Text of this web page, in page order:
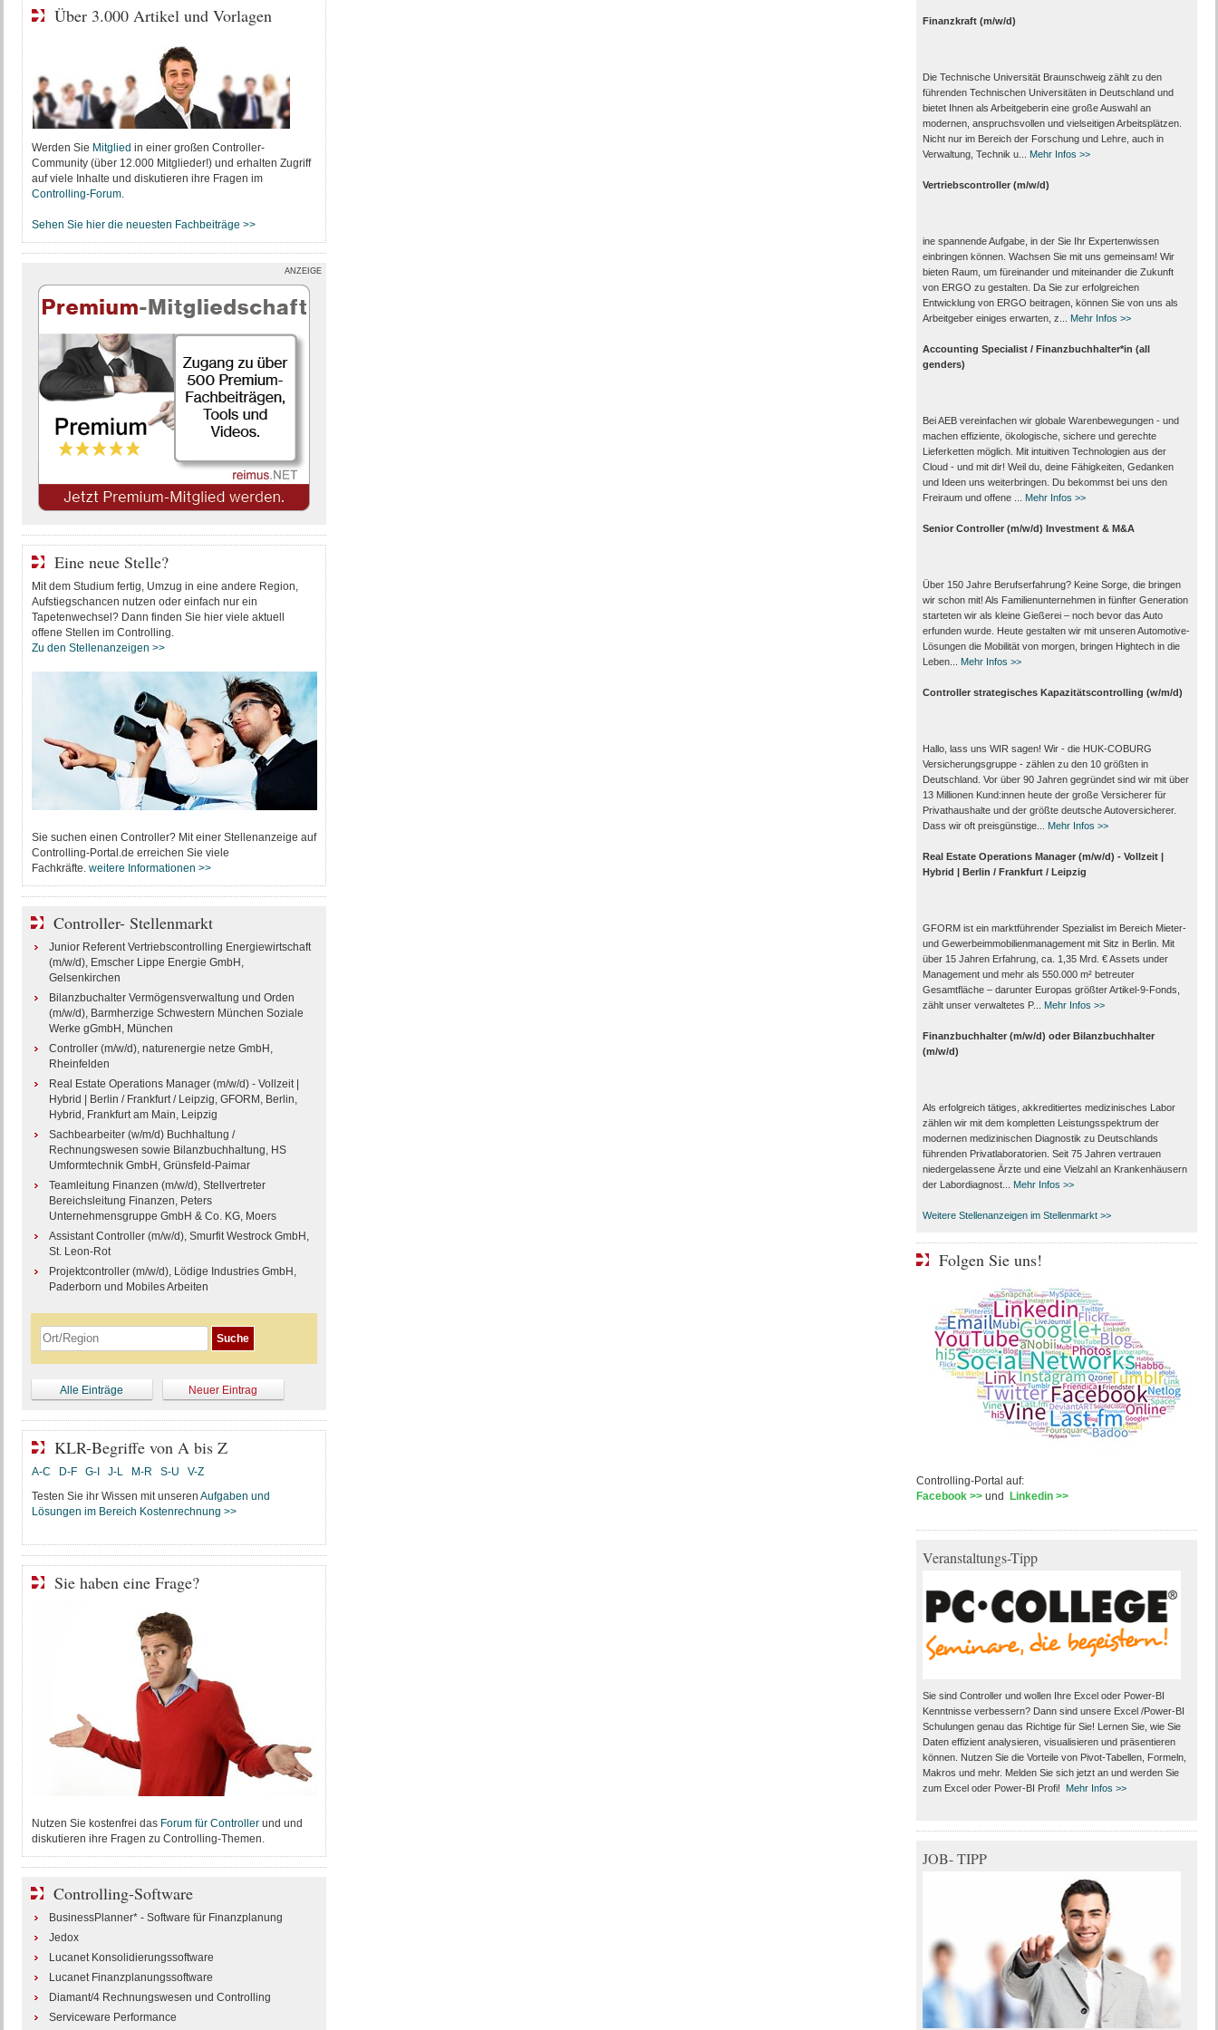
Über 3.000 Artikel und Vorlagen
Werden Sie Mitglied in einer großen Controller-
Community (über 12.000 Mitglieder!) und erhalten Zugriff
auf viele Inhalte und diskutieren ihre Fragen im
Controlling-Forum.
Sehen Sie hier die neuesten Fachbeiträge >>
ANZEIGE
Eine neue Stelle?
Mit dem Studium fertig, Umzug in eine andere Region,
Aufstiegschancen nutzen oder einfach nur ein
Tapetenwechsel? Dann finden Sie hier viele aktuell
offene Stellen im Controlling.
Zu den Stellenanzeigen >>
Sie suchen einen Controller? Mit einer Stellenanzeige auf
Controlling-Portal.de erreichen Sie viele
Fachkräfte. weitere Informationen >>
Controller- Stellenmarkt
Junior Referent Vertriebscontrolling Energiewirtschaft
(m/w/d), Emscher Lippe Energie GmbH,
Gelsenkirchen
Bilanzbuchalter Vermögensverwaltung und Orden
(m/w/d), Barmherzige Schwestern München Soziale
Werke gGmbH, München
Controller (m/w/d), naturenergie netze GmbH,
Rheinfelden
Real Estate Operations Manager (m/w/d) - Vollzeit |
Hybrid | Berlin / Frankfurt / Leipzig, GFORM, Berlin,
Hybrid, Frankfurt am Main, Leipzig
Sachbearbeiter (w/m/d) Buchhaltung /
Rechnungswesen sowie Bilanzbuchhaltung, HS
Umformtechnik GmbH, Grünsfeld-Paimar
Teamleitung Finanzen (m/w/d), Stellvertreter
Bereichsleitung Finanzen, Peters
Unternehmensgruppe GmbH & Co. KG, Moers
Assistant Controller (m/w/d), Smurfit Westrock GmbH,
St. Leon-Rot
Projektcontroller (m/w/d), Lödige Industries GmbH,
Paderborn und Mobiles Arbeiten
Alle Einträge Neuer Eintrag
KLR-Begriffe von A bis Z
A-C D-F G-I J-L M-R S-U
V-Z
Testen Sie ihr Wissen mit unseren Aufgaben und
Lösungen im Bereich Kostenrechnung >>
Sie haben eine Frage?
Nutzen Sie kostenfrei das Forum für Controllerund und
diskutieren ihre Fragen zu Controlling-Themen.
Controlling-Software
BusinessPlanner* - Software für Finanzplanung
Jedox
Lucanet Konsolidierungssoftware
Lucanet Finanzplanungssoftware
Diamant/4 Rechnungswesen und Controlling
Serviceware Performance
Finanzkraft (m/w/d)
Die Technische Universität Braunschweig zählt zu den
führenden Technischen Universitäten in Deutschland und
bietet Ihnen als Arbeit­geberin eine große Auswahl an
modernen, anspruchsvollen und vielseitigen Arbeits­plätzen.
Nicht nur im Bereich der Forschung und Lehre, auch in
Verwaltung, Technik u...
Mehr Infos >>
Vertriebscontroller (m/w/d)
ine spannende Aufgabe, in der Sie Ihr Expertenwissen
einbringen können. Wachsen Sie mit uns gemeinsam! Wir
bieten Raum, um füreinander und miteinander die Zukunft
von ERGO zu gestalten. Da Sie zur erfolgreichen
Entwicklung von ERGO beitragen, können Sie von uns als
Arbeitgeber einiges erwarten, z...
Mehr Infos >>
Accounting Specialist / Finanzbuchhalter*in (all
genders)
Bei AEB vereinfachen wir globale Warenbewegungen - und
machen effiziente, ökologische, sichere und gerechte
Lieferketten möglich. Mit intuitiven Technologien aus der
Cloud - und mit dir! Weil du, deine Fähigkeiten, Gedanken
und Ideen uns weiterbringen. Du bekommst bei uns den
Freiraum und offene ...
Mehr Infos >>
Senior Controller (m/w/d) Investment & M&A
Über 150 Jahre Berufserfahrung? Keine Sorge, die bringen
wir schon mit! Als Familienunternehmen in fünfter Generation
starteten wir als kleine Gießerei – noch bevor das Auto
erfunden wurde. Heute gestalten wir mit unseren Automotive-
Lösungen die Mobilität von morgen, bringen Hightech in die
Leben...
Mehr Infos >>
Controller strategisches Kapazitätscontrolling (w/m/d)
Hallo, lass uns WIR sagen! Wir - die HUK-COBURG
Versicherungsgruppe - zählen zu den 10 größten in
Deutschland. Vor über 90 Jahren gegründet sind wir mit über
13 Millionen Kund:innen heute der große Versicherer für
Privathaushalte und der größte deutsche Autoversicherer.
Dass wir oft preisgünstige...
Mehr Infos >>
Real Estate Operations Manager (m/w/d) - Vollzeit |
Hybrid | Berlin / Frankfurt / Leipzig
GFORM ist ein marktführender Spezialist im Bereich Mieter-
und Gewerbeimmobilienmanagement mit Sitz in Berlin. Mit
über 15 Jahren Erfahrung, ca. 1,35 Mrd. € Assets under
Management und mehr als 550.000 m² betreuter
Gesamtfläche – darunter Europas größter Artikel-9-Fonds,
zählt unser verwaltetes P...
Mehr Infos >>
Finanzbuchhalter (m/w/d) oder Bilanzbuchhalter
(m/w/d)
Als erfolgreich tätiges, akkreditiertes medizinisches Labor
zählen wir mit dem kompletten Leistungs­spektrum der
modernen medizinischen Diagnostik zu Deutschlands
führenden Privat­laboratorien. Seit 75 Jahren vertrauen
nieder­gelassene Ärzte und eine Vielzahl an Kranken­häusern
der Labor­diagnost...
Mehr Infos >>
Weitere Stellenanzeigen im Stellenmarkt >>
Folgen Sie uns!
Controlling-Portal auf:
Facebook >>und Linkedin >>
Veranstaltungs-Tipp
Sie sind Controller und wollen Ihre Excel oder Power-BI
Kenntnisse verbessern? Dann sind unsere Excel /Power-BI
Schulungen genau das Richtige für Sie! Lernen Sie, wie Sie
Daten effizient analysieren, visualisieren und präsentieren
können. Nutzen Sie die Vorteile von Pivot-Tabellen, Formeln,
Makros und mehr. Melden Sie sich jetzt an und werden Sie
zum Excel oder Power-BI Profi!
Mehr Infos >>
JOB- TIPP